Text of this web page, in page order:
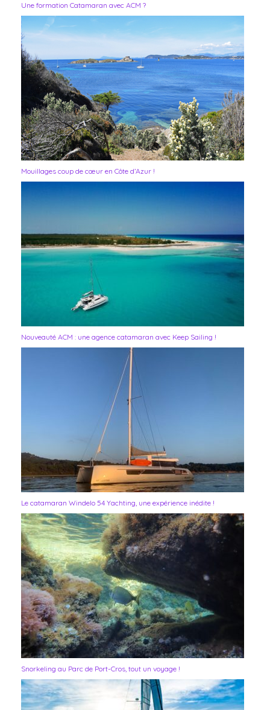
Une formation Catamaran avec ACM ?
Mouillages coup de cœur en Côte d’Azur !
Nouveauté ACM : une agence catamaran avec Keep Sailing !
Le catamaran Windelo 54 Yachting, une expérience inédite !
Snorkeling au Parc de Port-Cros, tout un voyage !